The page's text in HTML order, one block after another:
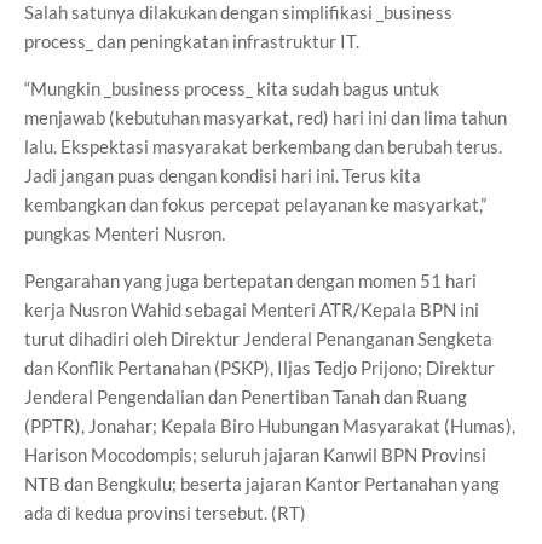
Salah satunya dilakukan dengan simplifikasi _business
process_ dan peningkatan infrastruktur IT.
“Mungkin _business process_ kita sudah bagus untuk
menjawab (kebutuhan masyarkat, red) hari ini dan lima tahun
lalu. Ekspektasi masyarakat berkembang dan berubah terus.
Jadi jangan puas dengan kondisi hari ini. Terus kita
kembangkan dan fokus percepat pelayanan ke masyarkat,”
pungkas Menteri Nusron.
Pengarahan yang juga bertepatan dengan momen 51 hari
kerja Nusron Wahid sebagai Menteri ATR/Kepala BPN ini
turut dihadiri oleh Direktur Jenderal Penanganan Sengketa
dan Konflik Pertanahan (PSKP), Iljas Tedjo Prijono; Direktur
Jenderal Pengendalian dan Penertiban Tanah dan Ruang
(PPTR), Jonahar; Kepala Biro Hubungan Masyarakat (Humas),
Harison Mocodompis; seluruh jajaran Kanwil BPN Provinsi
NTB dan Bengkulu; beserta jajaran Kantor Pertanahan yang
ada di kedua provinsi tersebut. (RT)